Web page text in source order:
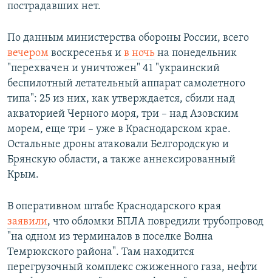
пострадавших нет.
По данным министерства обороны России, всего
вечером воскресенья и в ночь на понедельник
"перехвачен и уничтожен" 41 "украинский
беспилотный летательный аппарат самолетного
типа": 25 из них, как утверждается, сбили над
акваторией Черного моря, три – над Азовским
морем, еще три – уже в Краснодарском крае.
Остальные дроны атаковали Белгородскую и
Брянскую области, а также аннексированный
Крым.
В оперативном штабе Краснодарского края
заявили, что обломки БПЛА повредили трубопровод
"на одном из терминалов в поселке Волна
Темрюкского района". Там находится
перегрузочный комплекс сжиженного газа, нефти